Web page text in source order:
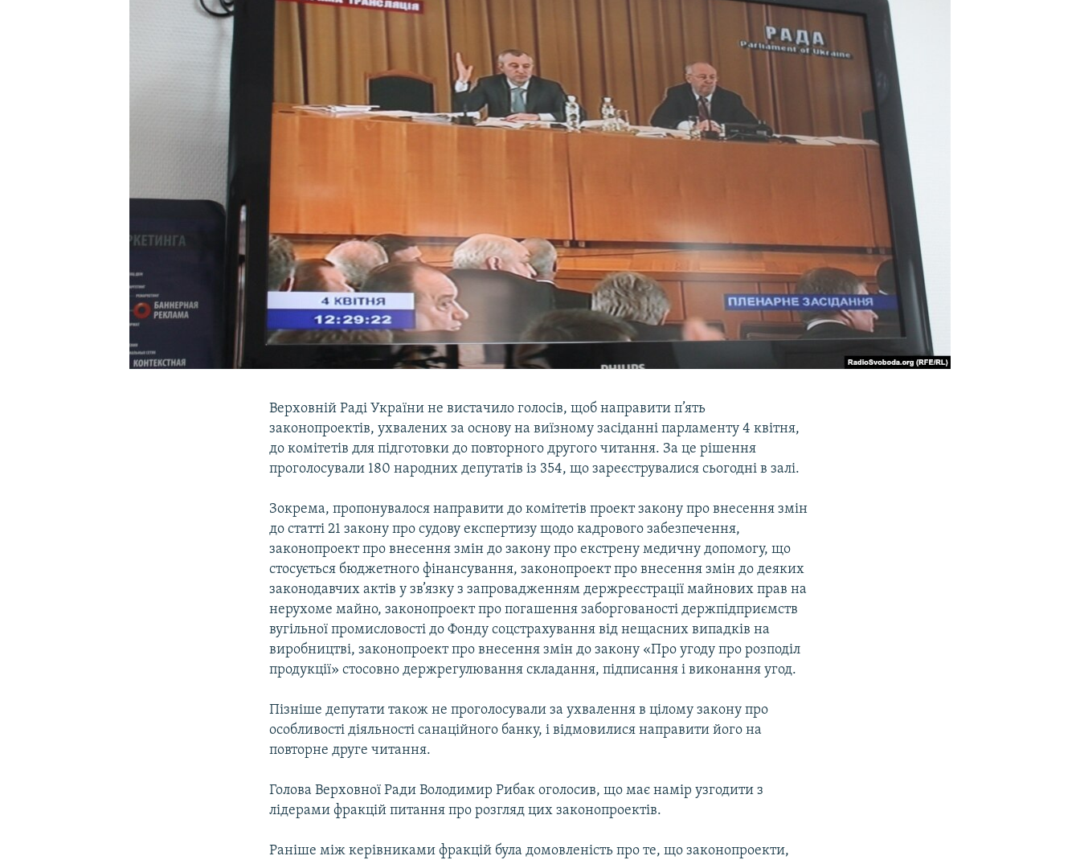
Верховній Раді України не вистачило голосiв, щоб направити п’ять
законопроектiв, ухвалених за основу на виїзному засiданнi парламенту 4 квiтня,
до комiтетiв для пiдготовки до повторного другого читання. За це рiшення
проголосували 180 народних депутатiв iз 354, що зареєструвалися сьогодні в залi.
Зокрема, пропонувалося направити до комiтетiв проект закону про внесення змiн
до статті 21 закону про судову експертизу щодо кадрового забезпечення,
законопроект про внесення змiн до закону про екстрену медичну допомогу, що
стосується бюджетного фiнансування, законопроект про внесення змiн до деяких
законодавчих актiв у зв’язку з запровадженням держреєстрацiї майнових прав на
нерухоме майно, законопроект про погашення заборгованостi держпiдприємств
вугiльної промисловостi до Фонду соцстрахування вiд нещасних випадкiв на
виробництвi, законопроект про внесення змiн до закону «Про угоду про розподiл
продукції» стосовно держрегулювання складання, пiдписання і виконання угод.
Пiзнiше депутати також не проголосували за ухвалення в цiлому закону про
особливостi дiяльностi санацiйного банку, i вiдмовилися направити його на
повторне друге читання.
Голова Верховної Ради Володимир Рибак оголосив, що має намір узгодити з
лiдерами фракцiй питання про розгляд цих законопроектів.
Раніше мiж керiвниками фракцiй була домовленість про те, що законопроекти,